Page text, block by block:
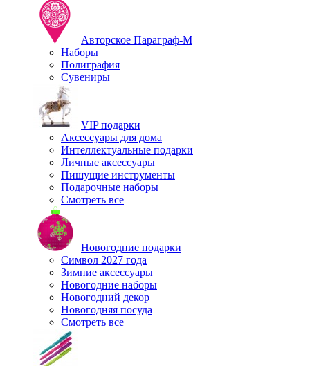
Авторское Параграф-М
Наборы
Полиграфия
Сувениры
VIP подарки
Аксессуары для дома
Интеллектуальные подарки
Личные аксессуары
Пишущие инструменты
Подарочные наборы
Смотреть все
Новогодние подарки
Символ 2027 года
Зимние аксессуары
Новогодние наборы
Новогодний декор
Новогодняя посуда
Смотреть все